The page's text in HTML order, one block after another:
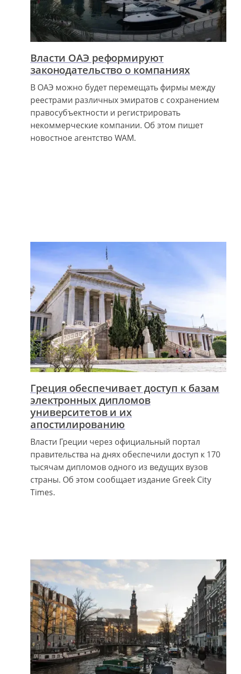
Власти ОАЭ реформируют
законодательство о компаниях
В ОАЭ можно будет перемещать фирмы между
реестрами различных эмиратов с сохранением
правосубъектности и регистрировать
некоммерческие компании. Об этом пишет
новостное агентство WAM.
Греция обеспечивает доступ к базам
электронных дипломов
университетов и их
апостилированию
Власти Греции через официальный портал
правительства на днях обеспечили доступ к 170
тысячам дипломов одного из ведущих вузов
страны. Об этом сообщает издание Greek City
Times.